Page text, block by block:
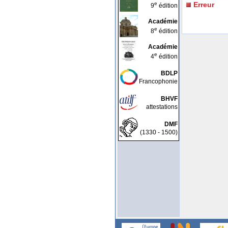
9e édition
Académie
8e édition
Académie
4e édition
BDLP
Francophonie
BHVF
attestations
DMF
(1330 - 1500)
Erreur